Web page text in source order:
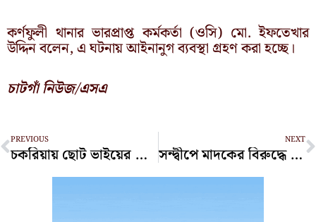
কর্ণফুলী থানার ভারপ্রাপ্ত কর্মকর্তা (ওসি) মো. ইফতেখার
উদ্দিন বলেন, এ ঘটনায় আইনানুগ ব্যবস্থা গ্রহণ করা হচ্ছে।
চাটগাঁ নিউজ/এসএ
Prev
PREVIOUS
চকরিয়ায় ছোট ভাইয়ের দায়ের কোপে বড় ভাইয়ের মৃত্যু
NEXT
সন্দ্বীপে মাদকের বিরুদ্ধে মোবাইল কোর্ট অভিযানে ইয়াবাসহ আটক ২